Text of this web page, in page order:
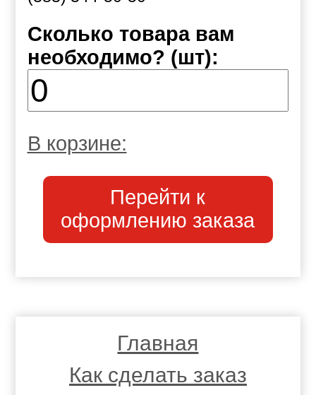
Сколько товара вам
необходимо? (шт):
В корзине:
Перейти к
оформлению заказа
Главная
Как сделать заказ